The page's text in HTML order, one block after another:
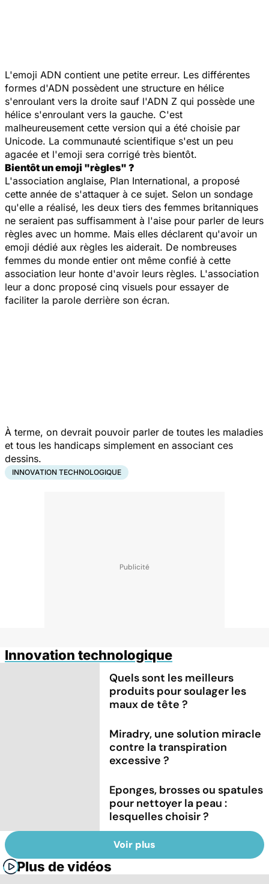
L'emoji ADN contient une petite erreur. Les différentes
formes d'ADN possèdent une structure en hélice
s'enroulant vers la droite sauf l'ADN Z qui possède une
hélice s'enroulant vers la gauche. C'est
malheureusement cette version qui a été choisie par
Unicode. La communauté scientifique s'est un peu
agacée et l'emoji sera corrigé très bientôt.
Bientôt un emoji "règles" ?
L'association anglaise, Plan International, a proposé
cette année de s'attaquer à ce sujet. Selon un sondage
qu'elle a réalisé, les deux tiers des femmes britanniques
ne seraient pas suffisamment à l'aise pour parler de leurs
règles avec un homme. Mais elles déclarent qu'avoir un
emoji dédié aux règles les aiderait. De nombreuses
femmes du monde entier ont même confié à cette
association leur honte d'avoir leurs règles. L'association
leur a donc proposé cinq visuels pour essayer de
faciliter la parole derrière son écran.
À terme, on devrait pouvoir parler de toutes les maladies
et tous les handicaps simplement en associant ces
dessins.
INNOVATION TECHNOLOGIQUE
Innovation technologique
Quels sont les meilleurs
produits pour soulager les
maux de tête ?
Miradry, une solution miracle
contre la transpiration
excessive ?
Eponges, brosses ou spatules
pour nettoyer la peau :
lesquelles choisir ?
Voir plus
Plus de vidéos